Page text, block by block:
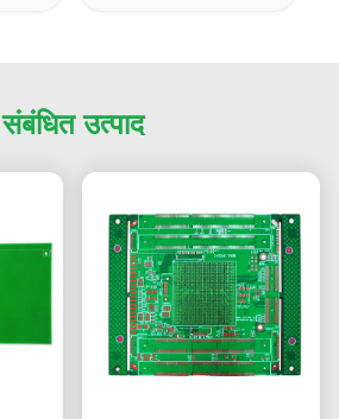
संबंधित उत्पाद